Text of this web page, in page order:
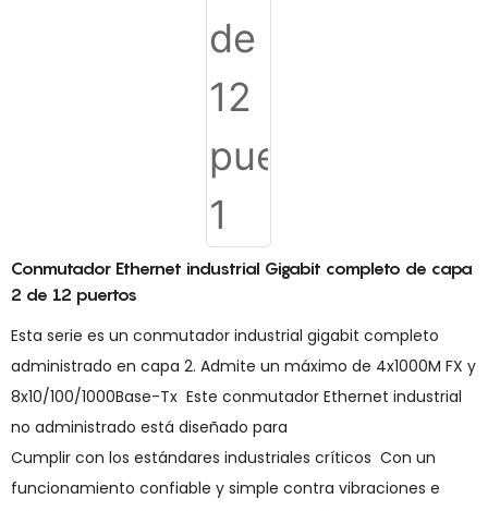
Conmutador Ethernet industrial Gigabit completo de capa
2 de 12 puertos
Esta serie es un conmutador industrial gigabit completo
administrado en capa 2. Admite un máximo de 4x1000M FX y
8x10/100/1000Base-Tx Este conmutador Ethernet industrial
no administrado está diseñado para
Cumplir con los estándares industriales críticos Con un
funcionamiento confiable y simple contra vibraciones e